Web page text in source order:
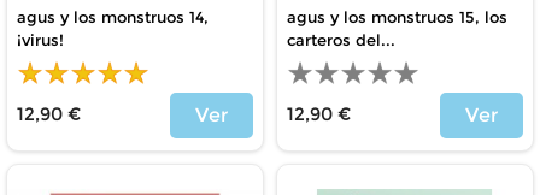
agus y los monstruos 14,
¡virus!
12,90 €
Ver
agus y los monstruos 15, los
carteros del...
12,90 €
Ver